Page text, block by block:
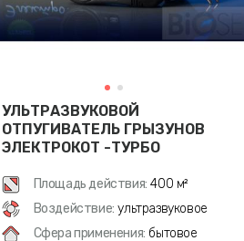
УЛЬТРАЗВУКОВОЙ
ОТПУГИВАТЕЛЬ ГРЫЗУНОВ
ЭЛЕКТРОКОТ -ТУРБО
Площадь действия: 400 м²
Воздействие: ультразвуковое
Сфера применения: бытовое